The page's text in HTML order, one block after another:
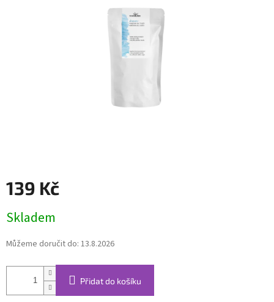
139 Kč
cena:
Skladem
Můžeme doručit do: 13.8.2026
Přidat do košíku